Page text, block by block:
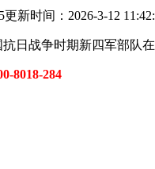
更新时间：2026-3-12
日战争时期新四军部队
8018-284